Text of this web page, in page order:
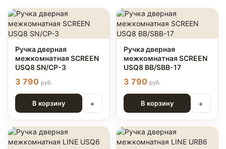
Ручка дверная
межкомнатная SCREEN
USQ8 SN/CP-3
3 790 руб.
В корзину +
Ручка дверная
межкомнатная SCREEN
USQ8 BB/SBB-17
3 790 руб.
В корзину +